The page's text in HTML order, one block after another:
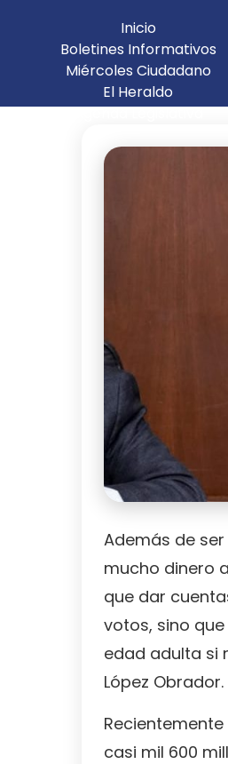
Inicio
Boletines Informativos
Miércoles Ciudadano
El Heraldo
Agenda Legislativa
Además de
mucho dinero
que dar
votos, sino
edad adulta si
López Obrador.
casi mil 600